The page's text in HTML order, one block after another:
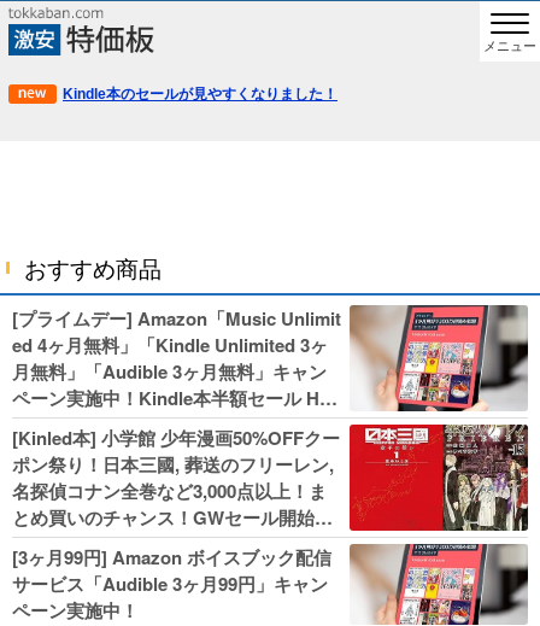
メニュー
Kindle本のセールが見やすくなりました！
おすすめ商品
[プライムデー] Amazon「Music Unlimit
ed 4ヶ月無料」「Kindle Unlimited 3ヶ
月無料」「Audible 3ヶ月無料」キャン
ペーン実施中！Kindle本半額セール HU
NTER×HUNTERなど集英社、無職転生,
幼女戦記などKADOKAWA、キャプテン
翼100円セールも！
[Kinled本] 小学館 少年漫画50%OFFクー
ポン祭り！日本三國, 葬送のフリーレン,
名探偵コナン全巻など3,000点以上！ま
とめ買いのチャンス！GWセール開始！
人気コミック多数 カドカワ祭やIT関連本
がセールに！
[3ヶ月99円] Amazon ボイスブック配信
サービス「Audible 3ヶ月99円」キャン
ペーン実施中！